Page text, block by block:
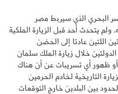
البحري الذي سيربط مصر
ولم يتحدث أحد قبل الزيارة الملكية
اللتين عادتا إلى الحضن
خلال زيارة الملك سلمان
ظهور أي تسريبات عن أن هناك
التاريخية لخادم الحرمين
بين البلدين خارج التوقعات